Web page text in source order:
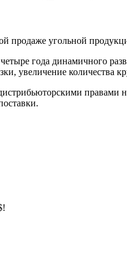
продаже угольной
года динамичного
увеличение количества